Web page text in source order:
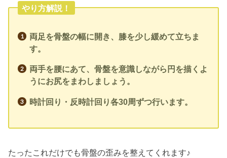
やり方解説！
両足を骨盤の幅に開き、膝を少し緩めて立ちま
す。
両手を腰にあて、骨盤を意識しながら円を描くよ
うにお尻をまわしましょう。
時計回り・反時計回り各30周ずつ行います。
たったこれだけでも骨盤の歪みを整えてくれます♪